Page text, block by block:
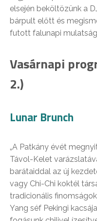
elsején beköltözünk a
bárpult előtt és
futott falunapi
Vasárnapi
2.)
Lunar Brunch
„A Patkány évét
Távol-Kelet
barátaiddal az új
vagy Chi-Chi koktél
tradicionális
Yang séf Pekingi